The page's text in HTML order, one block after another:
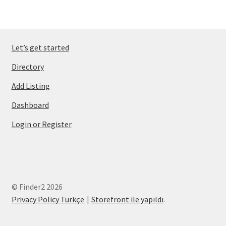
Let’s get started
Directory
Add Listing
Dashboard
Login or Register
© Finder2 2026
Privacy Policy Türkçe
Storefront ile yapıldı.